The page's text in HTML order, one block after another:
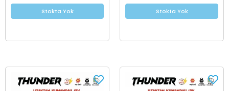
Stokta Yok Stokta Yok